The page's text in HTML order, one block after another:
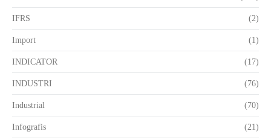
IFRS (2)
Import (1)
INDICATOR (17)
INDUSTRI (76)
Industrial (70)
Infografis (21)